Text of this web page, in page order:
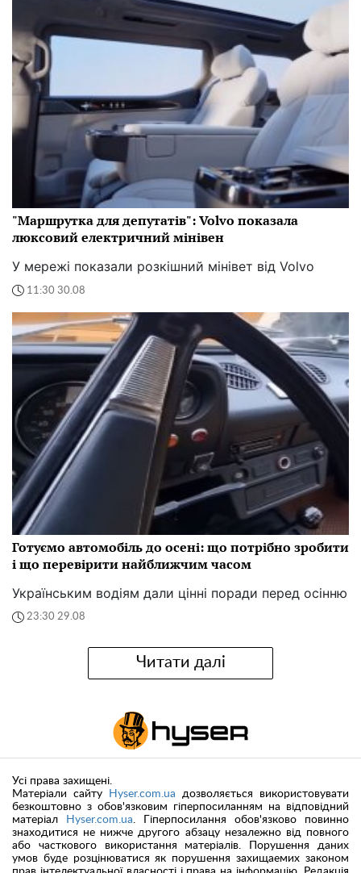
"Маршрутка для депутатів": Volvo показала
люксовий електричний мінівен
У мережі показали розкішний мінівет від Volvo
11:30 30.08
Готуємо автомобіль до осені: що потрібно зробити
і що перевірити найближчим часом
Українським водіям дали цінні поради перед осінню
23:30 29.08
Читати далі
Усі права захищені.
Матеріали сайту
Hyser.com.ua дозволяється використовувати
безкоштовно з обов'язковим гіперпосиланням на відповідний
матеріал
Hyser.com.ua. Гіперпосилання обов'язково повинно
знаходитися не нижче другого абзацу незалежно від повного
або часткового використання матеріалів. Порушення даних
умов буде розцінюватися як порушення захищаемих законом